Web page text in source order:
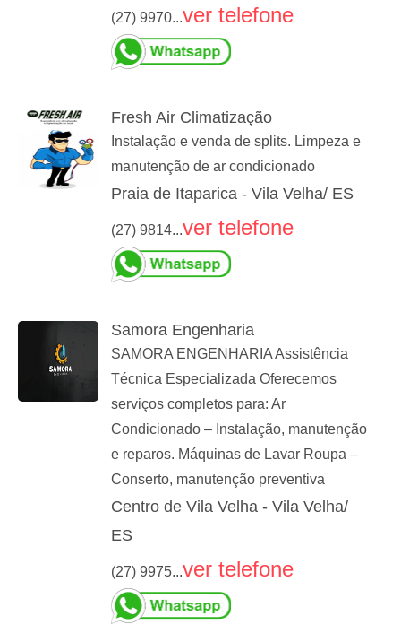
(27) 9970...ver telefone
Fresh Air Climatização
Instalação e venda de splits. Limpeza e
manutenção de ar condicionado
Praia de Itaparica - Vila Velha/ ES
(27) 9814...ver telefone
Samora Engenharia
SAMORA ENGENHARIA Assistência
Técnica Especializada Oferecemos
serviços completos para: Ar
Condicionado – Instalação, manutenção
e reparos. Máquinas de Lavar Roupa –
Conserto, manutenção preventiva
Centro de Vila Velha - Vila Velha/
ES
(27) 9975...ver telefone